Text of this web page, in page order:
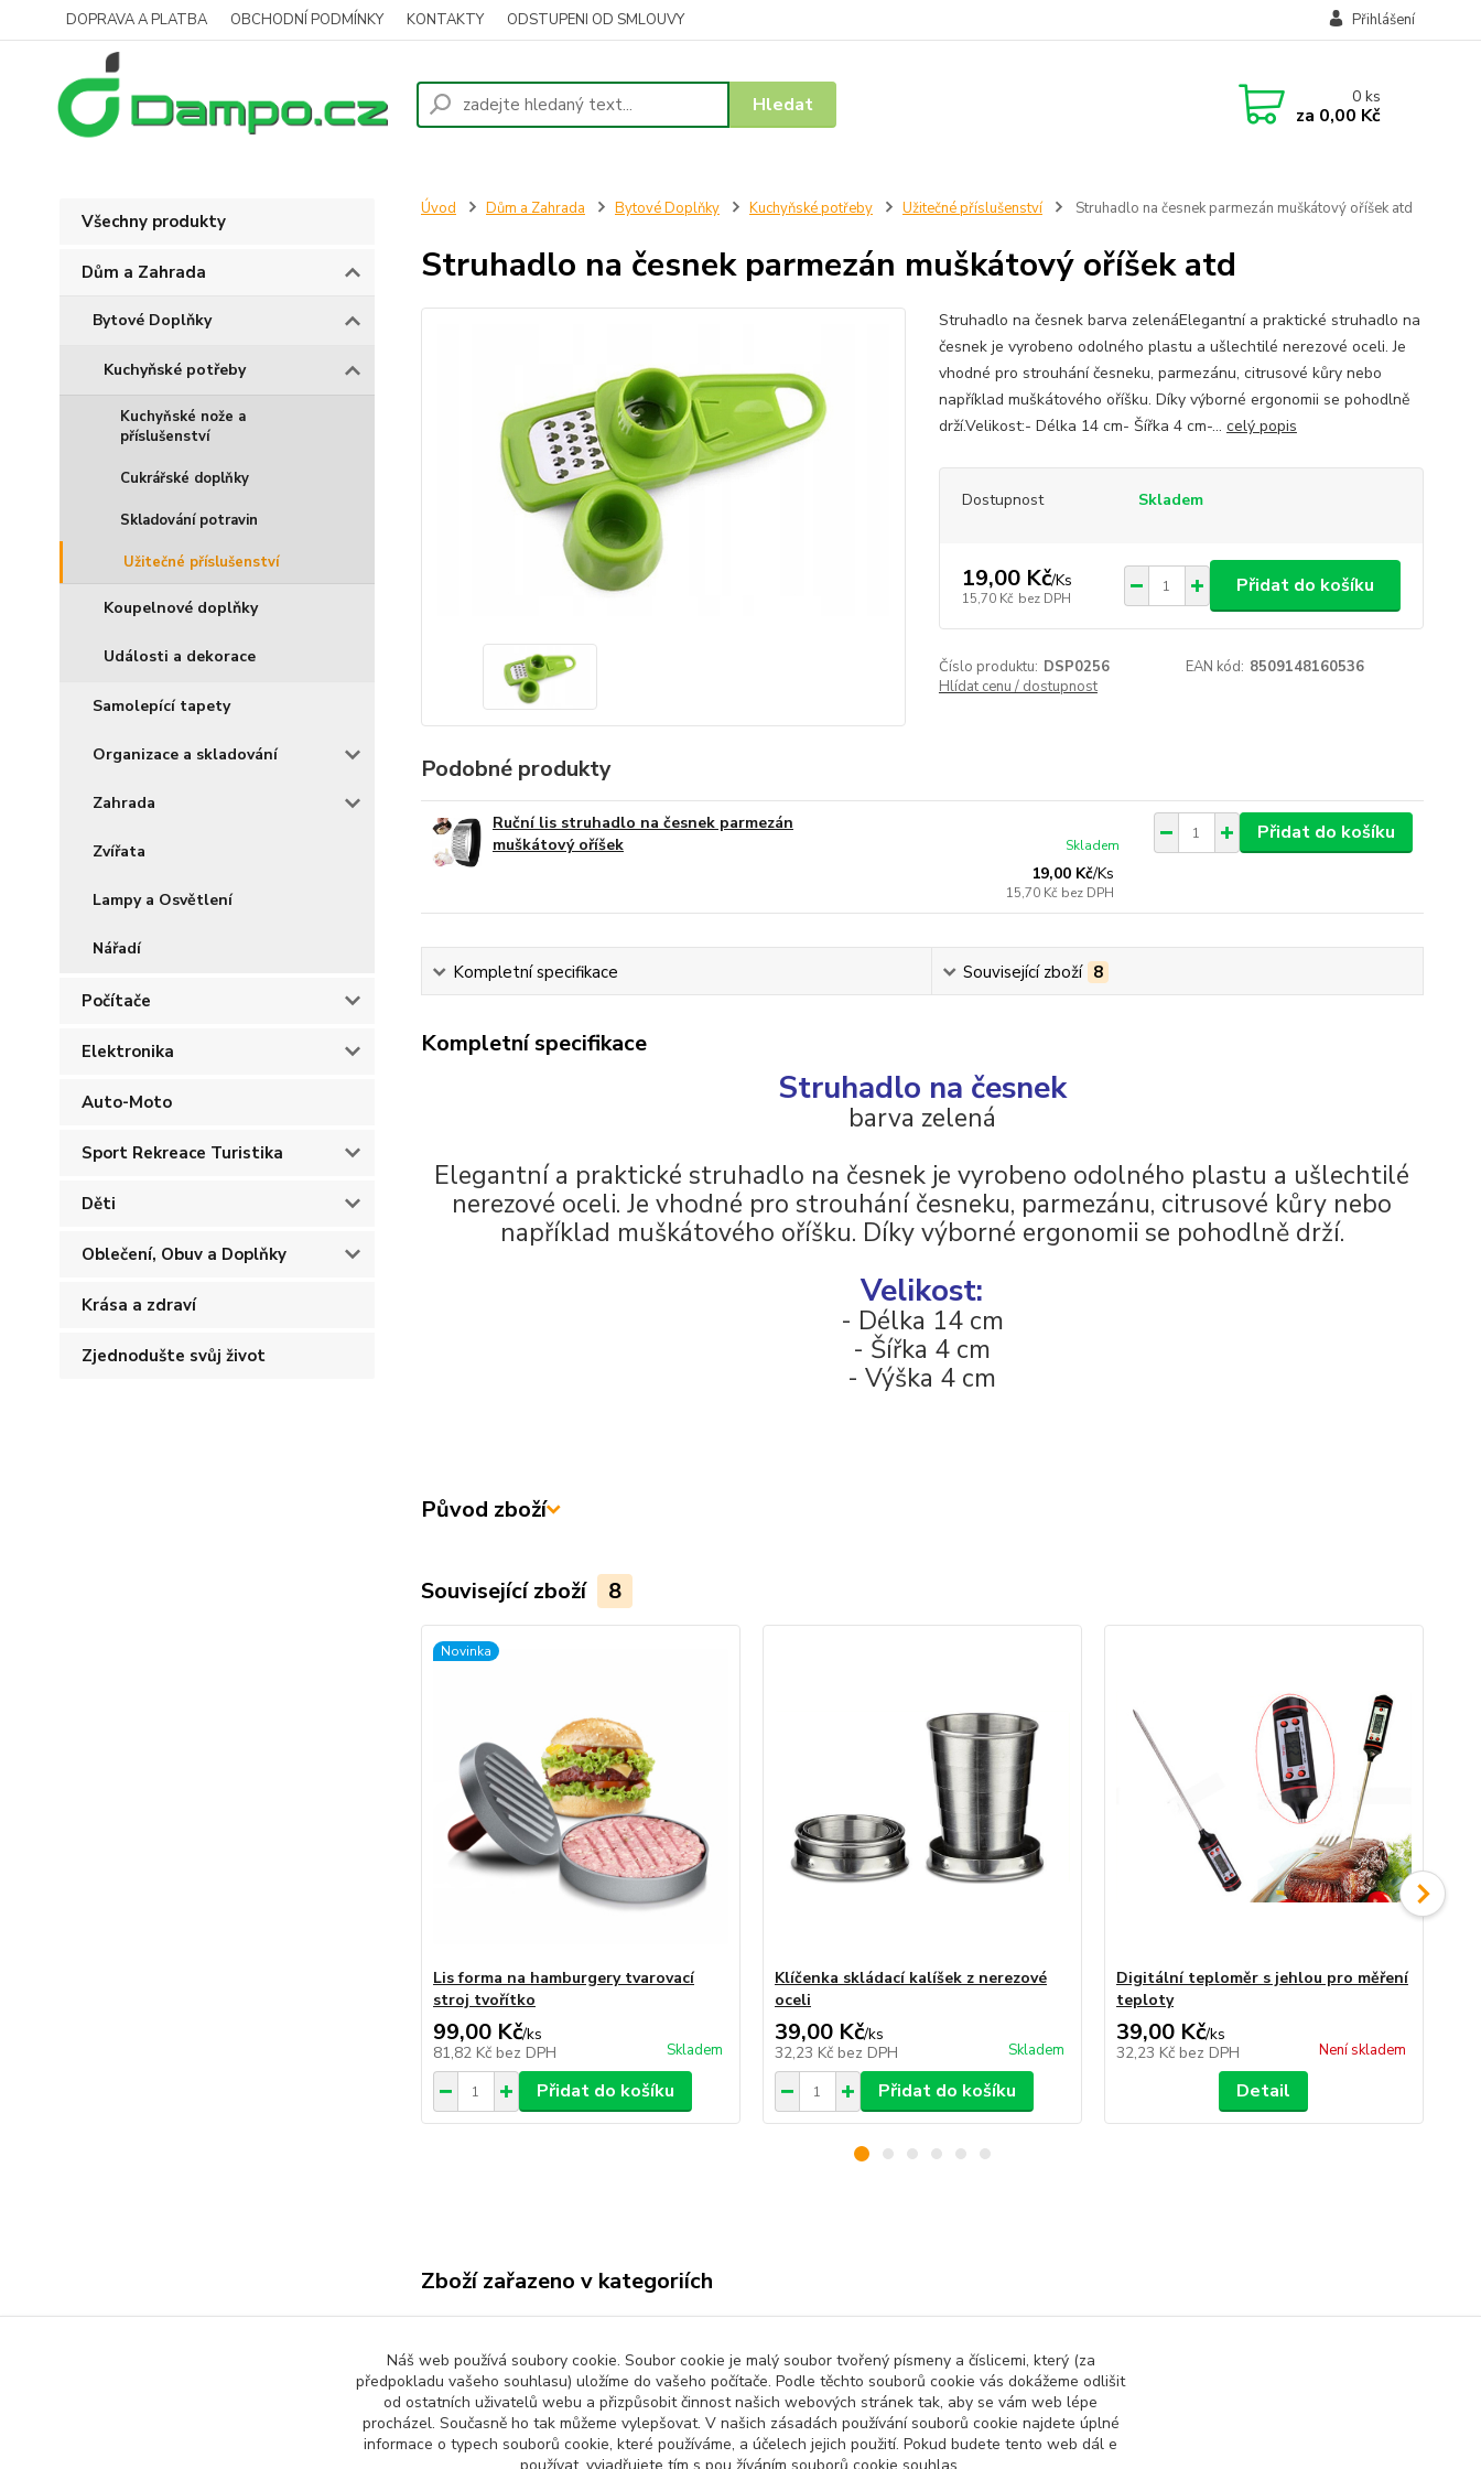
DOPRAVA A PLATBA OBCHODNÍ PODMÍNKY KONTAKTY ODSTUPENI OD SMLOUVY Přihlášení
Hledat 0ks
za 0,00 Kč
Všechny produkty
Dům a Zahrada
Bytové Doplňky
Kuchyňské potřeby
Kuchyňské nože a
příslušenství
Cukrářské doplňky
Skladování potravin
Užitečné příslušenství
Koupelnové doplňky
Události a dekorace
Samolepící tapety
Organizace a skladování
Zahrada
Zvířata
Lampy a Osvětlení
Nářadí
Počítače
Elektronika
Auto-Moto
Sport Rekreace Turistika
Děti
Oblečení, Obuv a Doplňky
Krása a zdraví
Zjednodušte svůj život
Úvod Dům a Zahrada Bytové Doplňky Kuchyňské potřeby Užitečné příslušenství Struhadlo na česnek parmezán muškátový oříšek atd
Struhadlo na česnek parmezán muškátový oříšek atd
Struhadlo na česnek barva zelenáElegantní a praktické struhadlo na
česnek je vyrobeno odolného plastu a ušlechtilé nerezové oceli. Je
vhodné pro strouhání česneku, parmezánu, citrusové kůry nebo
například muškátového oříšku. Díky výborné ergonomii se pohodlně
drží.Velikost:- Délka 14 cm- Šířka 4 cm-... celý popis
Dostupnost Skladem
19,00 Kč/Ks
15,70 Kč bez DPH
Přidat do košíku
Číslo produktu: DSP0256 EAN kód: 8509148160536
Hlídat cenu / dostupnost
Podobné produkty
Ruční lis struhadlo na česnek parmezán
muškátový oříšek
19,00 Kč/Ks
15,70 Kč bez DPH
Skladem
Přidat do košíku
Kompletní specifikace Související zboží 8
Kompletní specifikace
Struhadlo na česnek
barva zelená
Elegantní a praktické struhadlo na česnek je vyrobeno odolného plastu a ušlechtilé
nerezové oceli. Je vhodné pro strouhání česneku, parmezánu, citrusové kůry nebo
například muškátového oříšku. Díky výborné ergonomii se pohodlně drží.
Velikost:
- Délka 14 cm
- Šířka 4 cm
- Výška 4 cm
Původ zboží
Související zboží 8
Novinka
Lis forma na hamburgery tvarovací
stroj tvořítko
99,00 Kč/ks
81,82 Kč bez DPH Skladem
Přidat do košíku
Klíčenka skládací kalíšek z nerezové
oceli
39,00 Kč/ks
32,23 Kč bez DPH Skladem
Přidat do košíku
Digitální teploměr s jehlou pro měření
teploty
39,00 Kč/ks
32,23 Kč bez DPH Není skladem
Detail
Zboží zařazeno v kategoriích
Užitečné příslušenství
Náš web používá soubory cookie. Soubor cookie je malý soubor tvořený písmeny a číslicemi, který (za
předpokladu vašeho souhlasu) uložíme do vašeho počítače. Podle těchto souborů cookie vás dokážeme odlišit
od ostatních uživatelů webu a přizpůsobit činnost našich webových stránek tak, aby se vám web lépe
procházel. Současně ho tak můžeme vylepšovat. V našich zásadách používání souborů cookie najdete úplné
informace o typech souborů cookie, které používáme, a účelech jejich použití. Pokud budete tento web dál e